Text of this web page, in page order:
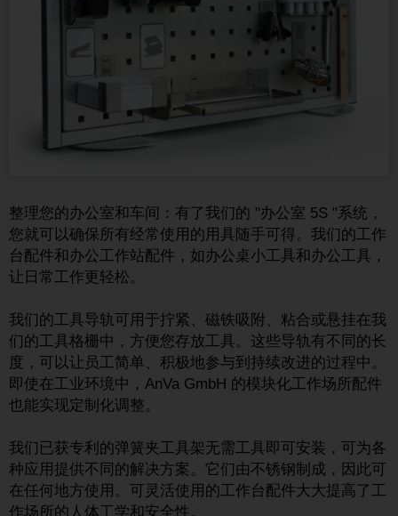
整理您的办公室和车间：有了我们的 "办公室 5S "系统，
您就可以确保所有经常使用的用具随手可得。我们的工作
台配件和办公工作站配件，如办公桌小工具和办公工具，
让日常工作更轻松。
我们的工具导轨可用于拧紧、磁铁吸附、粘合或悬挂在我
们的工具格栅中，方便您存放工具。这些导轨有不同的长
度，可以让员工简单、积极地参与到持续改进的过程中。
即使在工业环境中，AnVa GmbH 的模块化工作场所配件
也能实现定制化调整。
我们已获专利的弹簧夹工具架无需工具即可安装，可为各
种应用提供不同的解决方案。它们由不锈钢制成，因此可
在任何地方使用。可灵活使用的工作台配件大大提高了工
作场所的人体工学和安全性。